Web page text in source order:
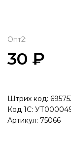
Опт2:
30 ₽
Штрих код:
Код 1С:
Артикул: 75066